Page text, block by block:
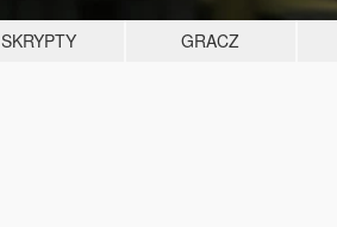
SKRYPTY GRACZ